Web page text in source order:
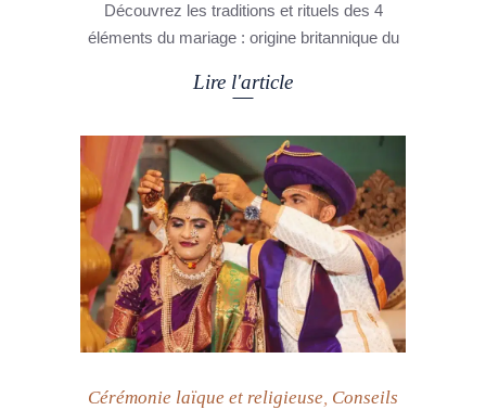
Découvrez les traditions et rituels des 4
éléments du mariage : origine britannique du
Lire l'article
Cérémonie laïque et religieuse Conseils